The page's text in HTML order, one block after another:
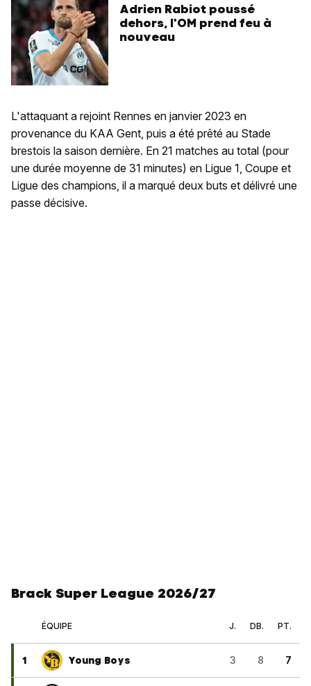
Adrien Rabiot poussé
dehors, l'OM prend feu à
nouveau
L'attaquant a rejoint Rennes en janvier 2023 en
provenance du KAA Gent, puis a été prêté au Stade
brestois la saison dernière. En 21 matches au total (pour
une durée moyenne de 31 minutes) en Ligue 1, Coupe et
Ligue des champions, il a marqué deux buts et délivré une
passe décisive.
Brack Super League 2026/27
ÉQUIPE J. DB. PT.
1 Young Boys 3 8 7